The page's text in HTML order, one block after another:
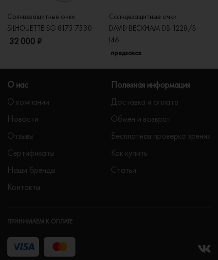
Солнцезащитные очки
SILHOUETTE SG 8175 7530
32 000 ₽
Солнцезащитные очки
DAVID BECKHAM DB 1228/S
I46
предзаказ
О нас
О компании
Новости
Отзывы
Сертификаты
Наши бренды
Контакты
Полезная информация
Доставка и оплата
Обмен и возврат
Бесплатная проверка зрения
Как купить
Статьи
ПРИНИМАЕМ К ОПЛАТЕ